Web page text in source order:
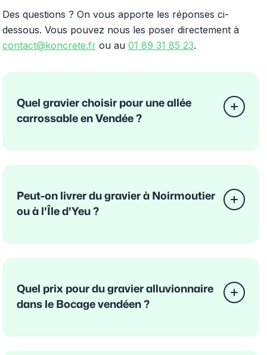
Des questions ? On vous apporte les réponses ci-
dessous. Vous pouvez nous les poser directement à
contact@koncrete.fr ou au 01 89 31 85 23.
Quel gravier choisir pour une allée
carrossable en Vendée ?
Peut-on livrer du gravier à Noirmoutier
ou à l'Île d'Yeu ?
Quel prix pour du gravier alluvionnaire
dans le Bocage vendéen ?